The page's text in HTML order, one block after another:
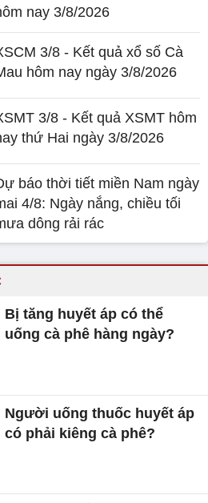
nay 3/8/2026
3/8 - Kết quả xổ số Cà
hôm nay ngày 3/8/2026
3/8 - Kết quả XSMT hôm
thứ Hai ngày 3/8/2026
báo thời tiết miền Nam ngày
4/8: Ngày nắng, chiều tối
dông rải rác
Bị tăng huyết áp có thể
uống cà phê hàng ngày?
Người uống thuốc huyết áp
có phải kiêng cà phê?